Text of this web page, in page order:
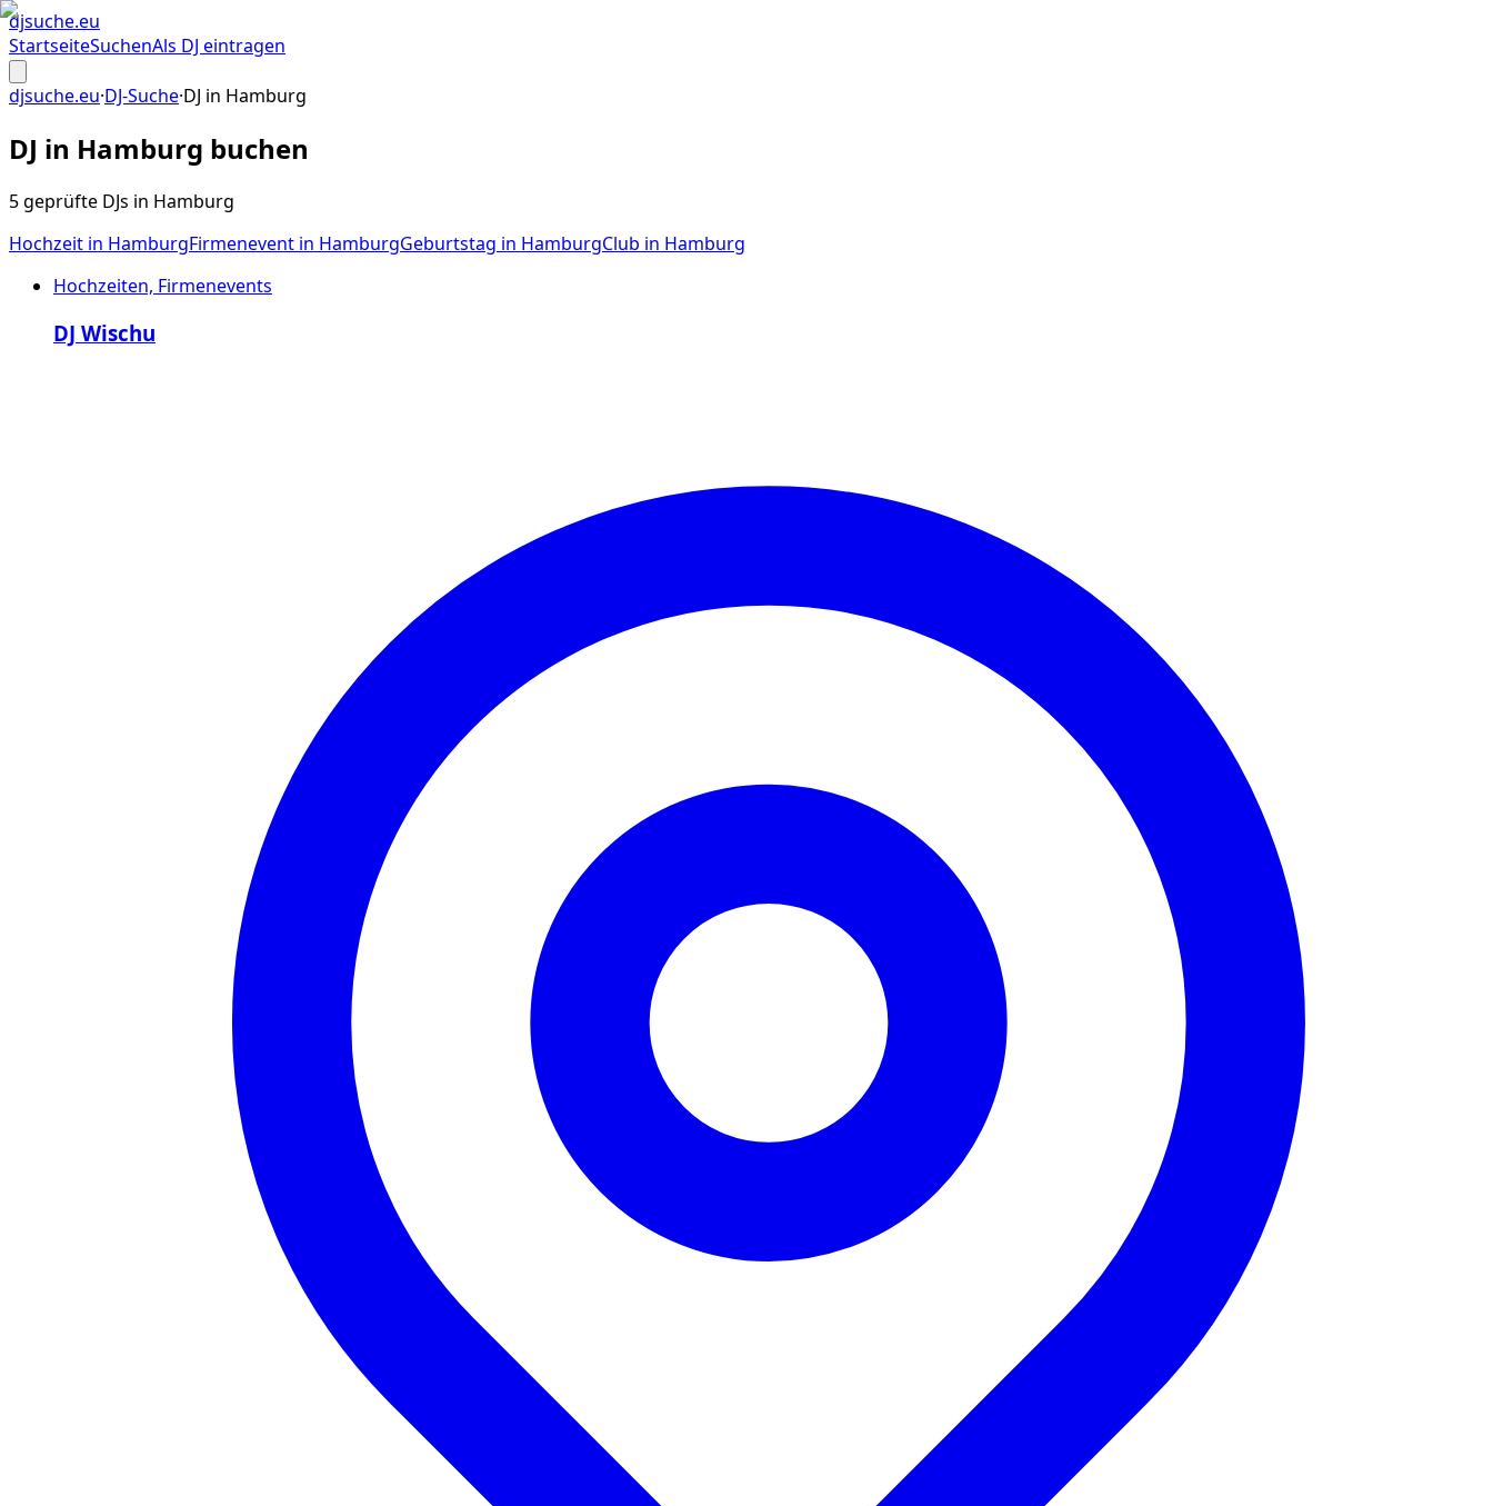
djsuche.eu
StartseiteSuchenAls DJ eintragen
djsuche.eu·DJ-Suche·DJ in Hamburg
DJ in Hamburg buchen
5 geprüfte DJs in Hamburg
Hochzeit in HamburgFirmenevent in HamburgGeburtstag in HamburgClub in Hamburg
Hochzeiten, Firmenevents
DJ Wischu